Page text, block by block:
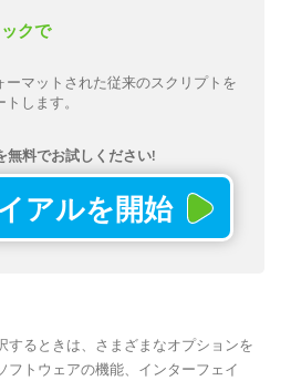
クで
ーマットされた従来のスクリプトを
します。
無料でお試しください!
アルを開始
するときは、さまざまなオプションを
フトウェアの機能、インターフェイ